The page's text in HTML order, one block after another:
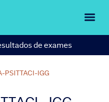
de exames
PSITTACI-IGG